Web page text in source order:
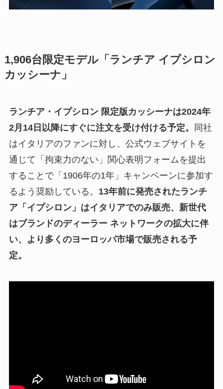
1,906台限定モデル「ランチア イプシロン
カッシーナ」
ランチア・イプシロン 限定版カッシーナは2024年
2月14日以降にすぐに注文を受け付ける予定。
同社
はイタリアのファンに対し、公式ウェブサイトを
通じて「拘束力のない」関心表明フォームを提出
することで「1906年の1年」キャンペーンに参加す
るよう奨励している。 13年前に発売されたランチ
ア「イプシロン」はイタリアでのみ販売、新世代
はブランドのディーラー ネットワークの拡大に伴
い、より多くのヨーロッパ市場で販売される予
定。